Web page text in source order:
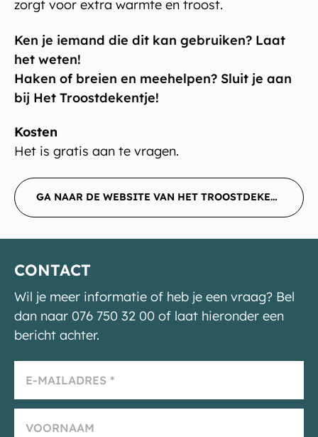
zorgt voor extra warmte en troost.
Ken je iemand die dit kan gebruiken? Laat
het weten!
Haken of breien en meehelpen? Sluit je aan
bij Het Troostdekentje!
Kosten
Het is gratis aan te vragen.
GA NAAR DE WEBSITE VAN HET TROOSTDEKENTJE
CONTACT
Wil je meer informatie of heb je een vraag? Bel
dan naar 076 750 32 00 of laat hieronder een
bericht achter.